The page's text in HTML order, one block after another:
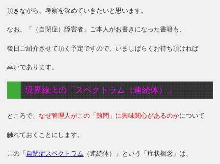
頂きながら、考察を深めていきたいと思います。
なお、「（自閉症）障害者」ご本人がお書きになった書籍も、
後日ご紹介させて頂く予定ですので、いましばらくお待ち頂ければ
幸いであります。
境界線上の「スペクトラム（連続体）」
ところで、 なぜ管理人がこの「難問」に興味関心があるのかについて
触れておくことにします。
この「 自閉症スペクトラム （連続体）」という「症状概念」は、